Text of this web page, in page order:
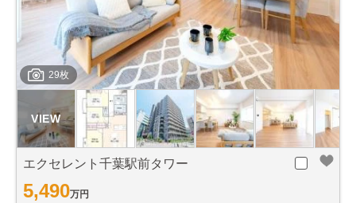
29枚
エクセレント千葉駅前タワー
5,490万円